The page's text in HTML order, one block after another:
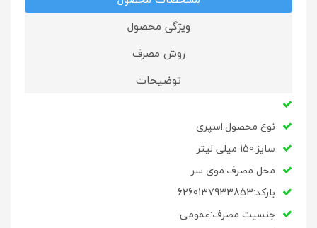
ویژگی محصول
روش مصرف
توضیحات
نوع محصول:اسپری
سایز:150 میلی لیتر
محل مصرف:موی سر
بارکد:6260137933853
جنسیت مصرف:عمومی